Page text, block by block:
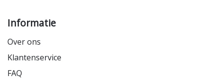
Informatie
Over ons
Klantenservice
FAQ